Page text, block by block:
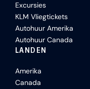
Excursies
KLM Vliegtickets
Autohuur Amerika
Autohuur Canada
LANDEN
Amerika
Canada